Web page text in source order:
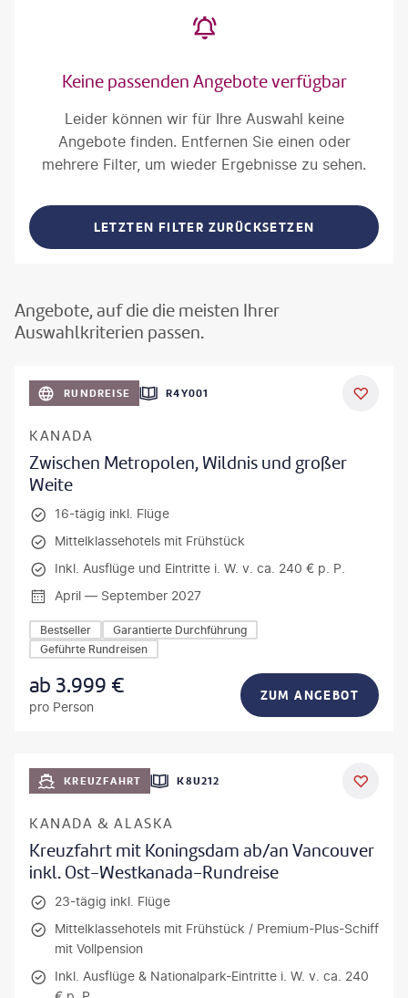
Keine passenden Angebote verfügbar
Leider können wir für Ihre Auswahl keine
Angebote finden. Entfernen Sie einen oder
mehrere Filter, um wieder Ergebnisse zu sehen.
LETZTEN FILTER ZURÜCKSETZEN
Angebote, auf die die meisten Ihrer
Auswahlkriterien passen.
RUNDREISE R4Y001
KANADA
Zwischen Metropolen, Wildnis und großer
Weite
16-tägig inkl. Flüge
Mittelklassehotels mit Frühstück
Inkl. Ausflüge und Eintritte i. W. v. ca. 240 € p. P.
April — September 2027
Bestseller
Garantierte Durchführung
Geführte Rundreisen
ab3.999 €
pro Person
ZUM ANGEBOT
KREUZFAHRT K8U212
KANADA & ALASKA
Kreuzfahrt mit Koningsdam ab/an Vancouver
inkl. Ost-Westkanada-Rundreise
23-tägig inkl. Flüge
Mittelklassehotels mit Frühstück / Premium-Plus-Schiff
mit Vollpension
Inkl. Ausflüge & Nationalpark-Eintritte i. W. v. ca. 240